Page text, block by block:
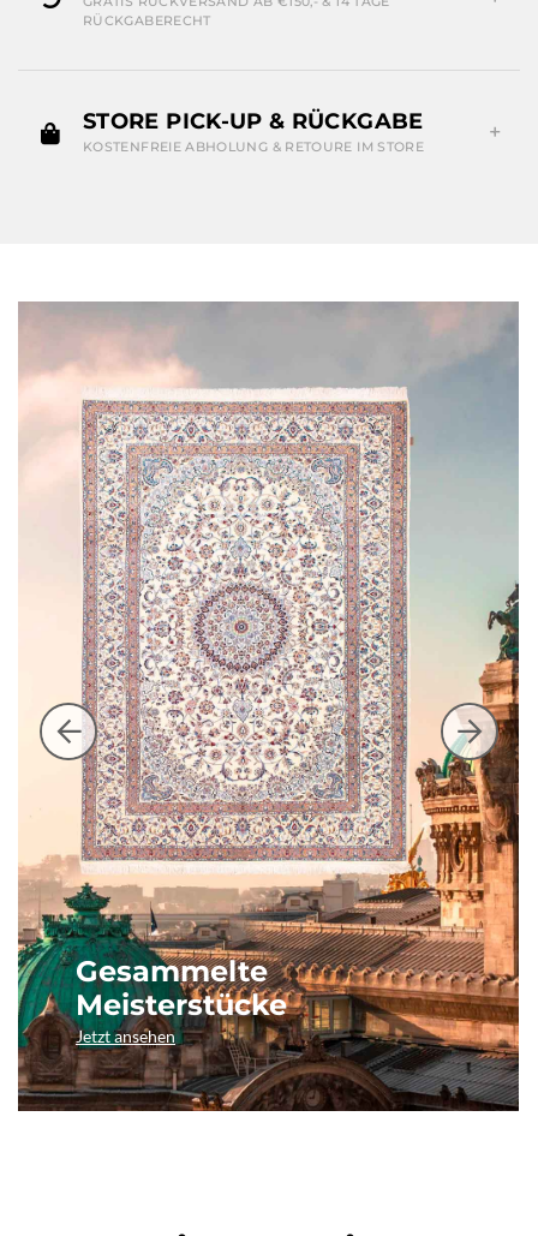
RÜCKGABERECHT
STORE PICK-UP & RÜCKGABE
KOSTENFREIE ABHOLUNG & RETOURE IM STORE
Gesammelte
Meisterstücke
Jetzt ansehen